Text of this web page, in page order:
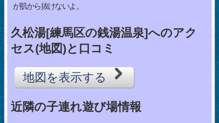
が肌から抜けないよ。
久松湯[練馬区の銭湯温泉]へのアク
セス(地図)と口コミ
地図を表示する
近隣の子連れ遊び場情報